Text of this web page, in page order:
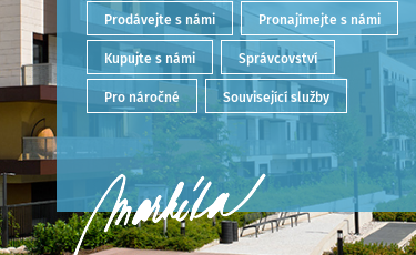
Prodávejte s námi Pronajímejte s námi
Kupujte s námi Správcovství
Pro náročné Související služby